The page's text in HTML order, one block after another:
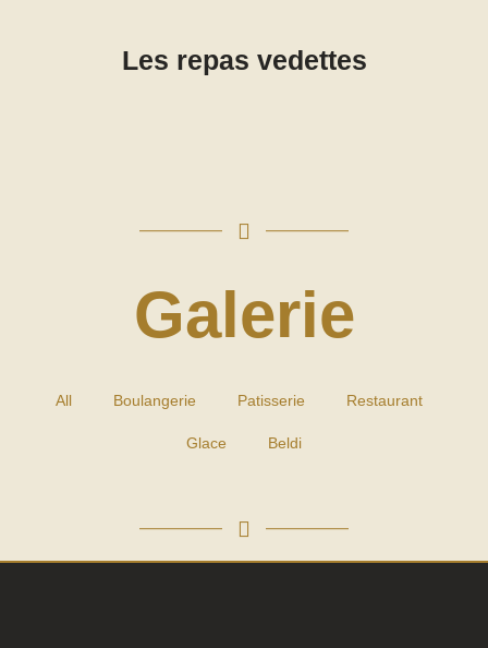
Les repas vedettes
Galerie
All Boulangerie Patisserie Restaurant
Glace Beldi